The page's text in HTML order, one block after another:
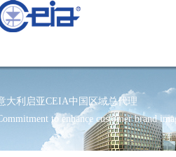
大利启亚CEIA中国区域总代理
to enhance customer brand